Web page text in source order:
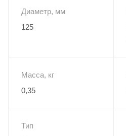
Диаметр, мм
125
Масса, кг
0,35
Тип